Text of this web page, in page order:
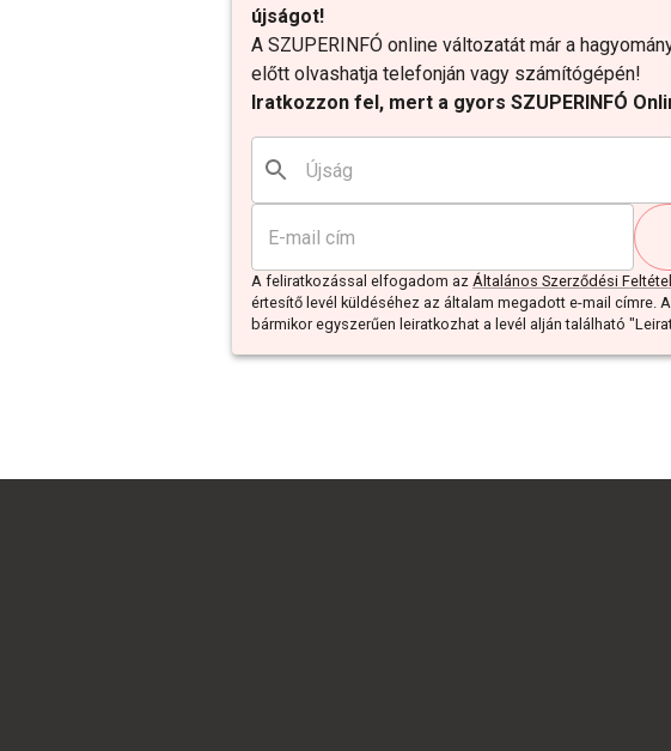
újságot!
A SZUPERINFÓ online változatát már a
előtt olvashatja telefonján vagy számítógépén!
Iratkozzon fel, mert a gyors SZUPERINFÓ
A feliratkozással elfogadom az Általános Szerződési
értesítő levél küldéséhez az általam megadott e-mail címre.
bármikor egyszerűen leiratkozhat a levél alján található